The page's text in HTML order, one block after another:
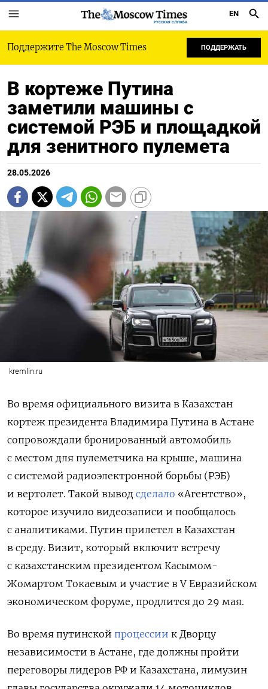
РУССКАЯ СЛУЖБА
EN
Поддержите The Moscow Times ПОДДЕРЖАТЬ
В кортеже Путина
заметили машины с
системой РЭБ и площадкой
для зенитного пулемета
28.05.2026
kremlin.ru
Во время официального визита в Казахстан
кортеж президента Владимира Путина в Астане
сопровождали бронированный автомобиль
с местом для пулеметчика на крыше, машина
с системой радиоэлектронной борьбы (РЭБ)
и вертолет. Такой вывод сделало «Агентство»,
которое изучило видеозаписи и пообщалось
с аналитиками. Путин прилетел в Казахстан
в среду. Визит, который включит встречу
с казахстанским президентом Касымом-
Жомартом Токаевым и участие в V Евразийском
экономическом форуме, продлится до 29 мая.
Во время путинской процессии к Дворцу
независимости в Астане, где должны пройти
переговоры лидеров РФ и Казахстана, лимузин